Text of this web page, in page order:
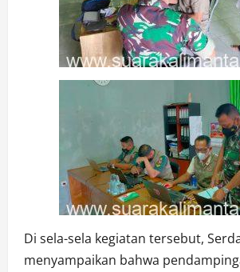
Di sela-sela kegiatan tersebut,
menyampaikan bahwa